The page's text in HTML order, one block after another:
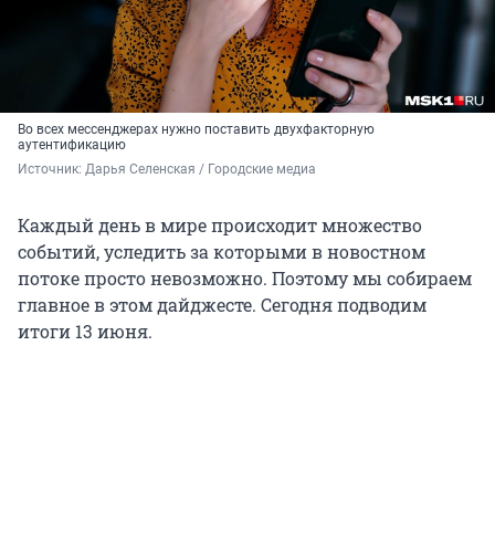
Во всех мессенджерах нужно поставить двухфакторную
аутентификацию
Источник: Дарья Селенская / Городские медиа
Каждый день в мире происходит множество
событий, уследить за которыми в новостном
потоке просто невозможно. Поэтому мы собираем
главное в этом дайджесте. Сегодня подводим
итоги 13 июня.